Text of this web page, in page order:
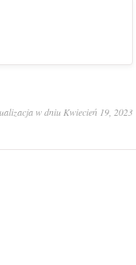
w dniu Kwiecień 19, 2023